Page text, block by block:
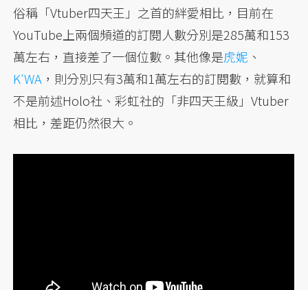
俗稱「Vtuber四天王」之首的絆愛相比，目前在
YouTube上兩個頻道的訂閱人數分別是285萬和153
萬左右，直接差了一個位數。其他像是虎妮 、
K′WA ，則分別只有3萬和1萬左右的訂閱數，就算和
不是前述Holo社、彩虹社的「非四天王級」Vtuber
相比，差距仍然很大。